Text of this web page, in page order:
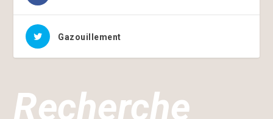
Gazouillement
Recherche